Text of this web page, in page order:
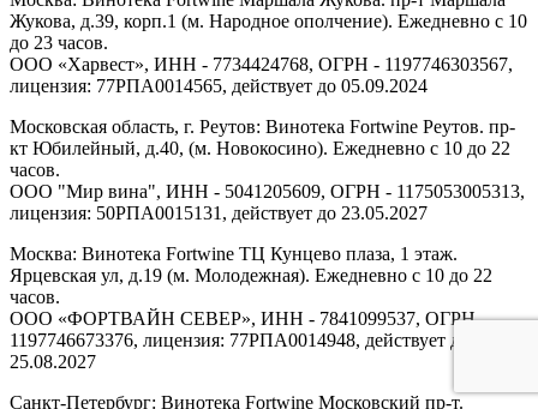
Жукова, д.39, корп.1 (м. Народное ополчение). Ежедневно с 10
до 23 часов.
ООО «Харвест», ИНН - 7734424768, ОГРН - 1197746303567,
лицензия: 77РПА0014565, действует до 05.09.2024
Московская область, г. Реутов: Винотека Fortwine Реутов. пр-
кт Юбилейный, д.40, (м. Новокосино). Ежедневно с 10 до 22
часов.
ООО "Мир вина", ИНН - 5041205609, ОГРН - 1175053005313,
лицензия: 50РПА0015131, действует до 23.05.2027
Москва: Винотека Fortwine ТЦ Кунцево плаза, 1 этаж.
Ярцевская ул, д.19 (м. Молодежная). Ежедневно с 10 до 22
часов.
ООО «ФОРТВАЙН СЕВЕР», ИНН - 7841099537, ОГРН -
1197746673376, лицензия: 77РПА0014948, действует до
25.08.2027
Санкт-Петербург: Винотека Fortwine Московский пр-т.